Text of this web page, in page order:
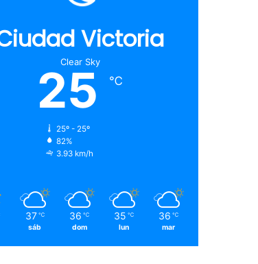
Victoria
Clear Sky
25 ℃
25º - 25º
82%
3.93 km/h
37 ℃
sáb
36 ℃
dom
35 ℃
lun
36 ℃
mar